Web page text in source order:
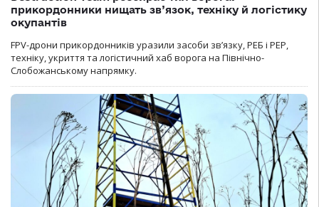
прикордонники нищать зв’язок, техніку й логістику
окупантів
FPV-дрони прикордонників уразили засоби зв’язку, РЕБ і РЕР,
техніку, укриття та логістичний хаб ворога на Північно-
Слобожанському напрямку.